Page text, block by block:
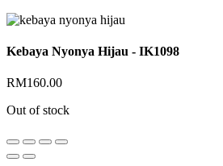
Kebaya Nyonya Hijau - IK1098
RM160.00
Out of stock